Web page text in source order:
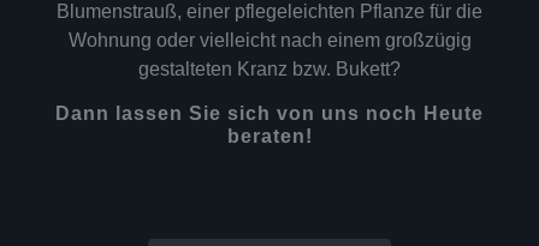
Blumenstrauß, einer pflegeleichten Pflanze für die
Wohnung oder vielleicht nach einem großzügig
gestalteten Kranz bzw. Bukett?
Dann lassen Sie sich von uns noch Heute
beraten!